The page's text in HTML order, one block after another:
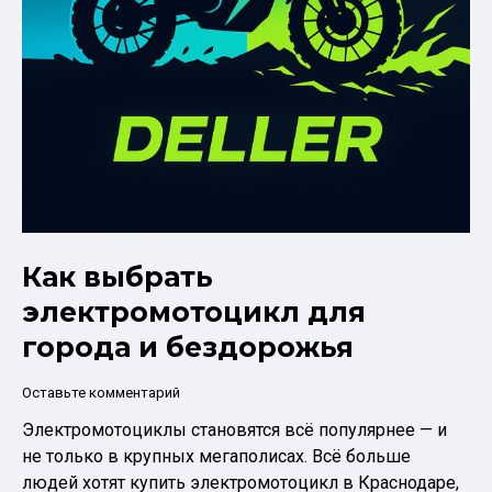
Как выбрать
электромотоцикл для
города и бездорожья
Оставьте комментарий
Электромотоциклы становятся всё популярнее — и
не только в крупных мегаполисах. Всё больше
людей хотят купить электромотоцикл в Краснодаре,